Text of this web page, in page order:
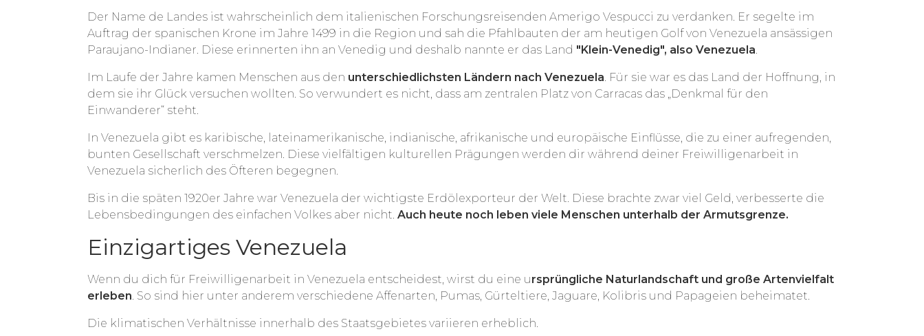
Der Name de Landes ist wahrscheinlich dem italienischen Forschungsreisenden Amerigo Vespucci zu verdanken. Er segelte im
Auftrag der spanischen Krone im Jahre 1499 in die Region und sah die Pfahlbauten der am heutigen Golf von Venezuela ansässigen
Paraujano-Indianer. Diese erinnerten ihn an Venedig und deshalb nannte er das Land "Klein-Venedig", also Venezuela.
Im Laufe der Jahre kamen Menschen aus den unterschiedlichsten Ländern nach Venezuela. Für sie war es das Land der Hoffnung, in
dem sie ihr Glück versuchen wollten. So verwundert es nicht, dass am zentralen Platz von Carracas das „Denkmal für den
Einwanderer“ steht.
In Venezuela gibt es karibische, lateinamerikanische, indianische, afrikanische und europäische Einflüsse, die zu einer aufregenden,
bunten Gesellschaft verschmelzen. Diese vielfältigen kulturellen Prägungen werden dir während deiner Freiwilligenarbeit in
Venezuela sicherlich des Öfteren begegnen.
Bis in die späten 1920er Jahre war Venezuela der wichtigste Erdölexporteur der Welt. Diese brachte zwar viel Geld, verbesserte die
Lebensbedingungen des einfachen Volkes aber nicht. Auch heute noch leben viele Menschen unterhalb der Armutsgrenze.
Einzigartiges Venezuela
Wenn du dich für Freiwilligenarbeit in Venezuela entscheidest, wirst du eine ursprüngliche Naturlandschaft und große Artenvielfalt
erleben. So sind hier unter anderem verschiedene Affenarten, Pumas, Gürteltiere, Jaguare, Kolibris und Papageien beheimatet.
Die klimatischen Verhältnisse innerhalb des Staatsgebietes variieren erheblich.